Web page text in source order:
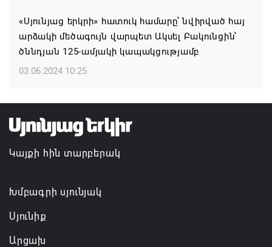
07.08.2026 13:49
Այս օրը պատմության մեջ կարձանագրվի որպես
ամոթի ու դավաճանության օր․ ՌԴ և Նոր
07.08.2026 12:50
Բեխի անապատը երկրորդ կյանք է ստանում
07.08.2026 12:38
«Սյունյաց երկրի» հատուկ համարը՝ նվիրված հայ
արձակի մեծագույն վարպետ Ակսել Բակունցին՝
ծննդյան 125-ամյակի կապակցությամբ
03.06.2024 10:25
Կայքի հին տարբերակ
Խմբագրի սյունյակ
Սյունիք
Արցախ